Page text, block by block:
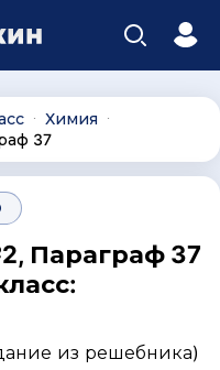
∙ Химия ∙
37
Параграф 37
из решебника)